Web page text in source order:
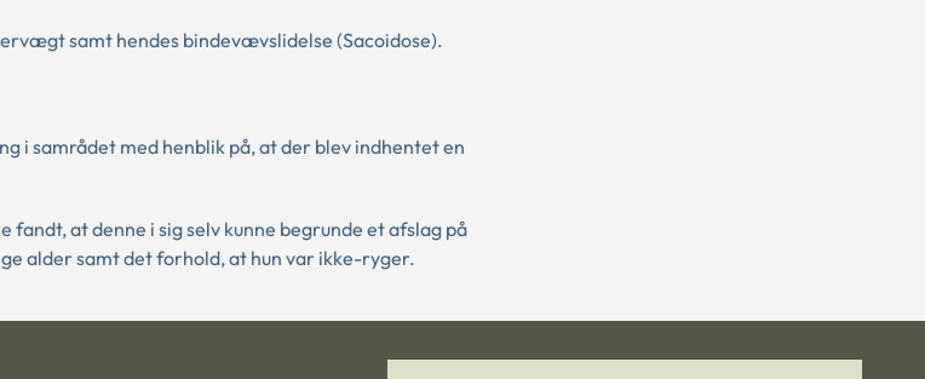
samt hendes bindevævslidelse (Sacoidose).
i samrådet med henblik på, at der blev indhentet en
at denne i sig selv kunne begrunde et afslag på
alder samt det forhold, at hun var ikke-ryger.